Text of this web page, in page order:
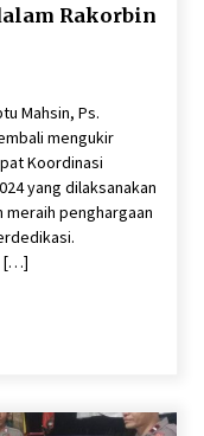
Rakorbin
Mahsin, Ps.
mengukir
Koordinasi
yang dilaksanakan
meraih penghargaan
[…]